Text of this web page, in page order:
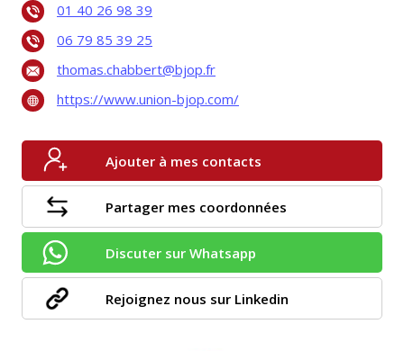
01 40 26 98 39
06 79 85 39 25
thomas.chabbert@bjop.fr
https://www.union-bjop.com/
Ajouter à mes contacts
Partager mes coordonnées
Discuter sur Whatsapp
Rejoignez nous sur Linkedin